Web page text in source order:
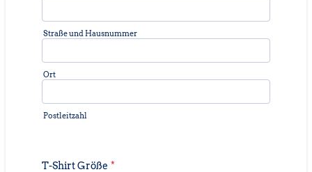
Straße und Hausnummer
Ort
Postleitzahl
T-Shirt Größe *